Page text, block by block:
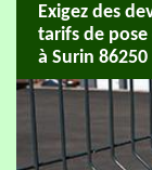
Exigez des
tarifs de
à Surin 86250